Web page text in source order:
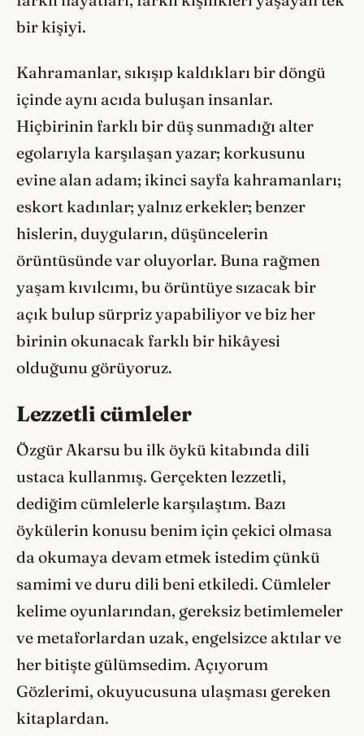
bir kişiyi.
Kahramanlar, sıkışıp kaldıkları bir döngü
içinde aynı acıda buluşan insanlar.
Hiçbirinin farklı bir düş sunmadığı alter
egolarıyla karşılaşan yazar; korkusunu
evine alan adam; ikinci sayfa kahramanları;
eskort kadınlar; yalnız erkekler; benzer
hislerin, duyguların, düşüncelerin
örüntüsünde var oluyorlar. Buna rağmen
yaşam kıvılcımı, bu örüntüye sızacak bir
açık bulup sürpriz yapabiliyor ve biz her
birinin okunacak farklı bir hikâyesi
olduğunu görüyoruz.
Lezzetli cümleler
Özgür Akarsu bu ilk öykü kitabında dili
ustaca kullanmış. Gerçekten lezzetli,
dediğim cümlelerle karşılaştım. Bazı
öykülerin konusu benim için çekici olmasa
da okumaya devam etmek istedim çünkü
samimi ve duru dili beni etkiledi. Cümleler
kelime oyunlarından, gereksiz betimlemeler
ve metaforlardan uzak, engelsizce aktılar ve
her bitişte gülümsedim. Açıyorum
Gözlerimi, okuyucusuna ulaşması gereken
kitaplardan.